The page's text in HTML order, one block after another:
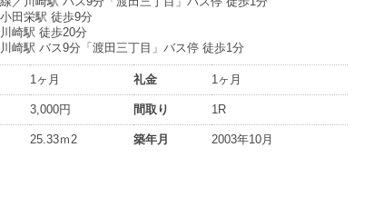
田栄駅 徒歩9分
崎駅 徒歩20分
崎駅 バス9分「渡田三丁目」バス停 徒歩1分
1ヶ月 礼金 1ヶ月
3,000円 間取り 1R
25.33ｍ2 築年月 2003年10月